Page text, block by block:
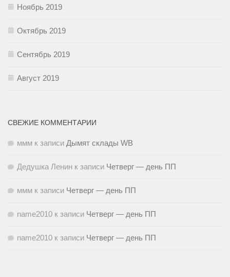
Ноябрь 2019
Октябрь 2019
Сентябрь 2019
Август 2019
СВЕЖИЕ КОММЕНТАРИИ
ммм к записи Дымят склады WB
Дедушка Ленин к записи Четверг — день ПП
ммм к записи Четверг — день ПП
name2010 к записи Четверг — день ПП
name2010 к записи Четверг — день ПП